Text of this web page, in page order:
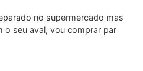
no supermercado mas
o seu aval, vou comprar par